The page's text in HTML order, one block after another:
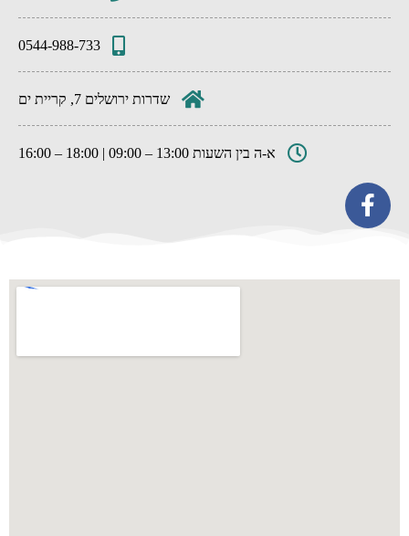
0544-988-733
שדרות ירושלים 7, קריית ים
א-ה בין השעות 13:00 – 09:00 | 18:00 – 16:00